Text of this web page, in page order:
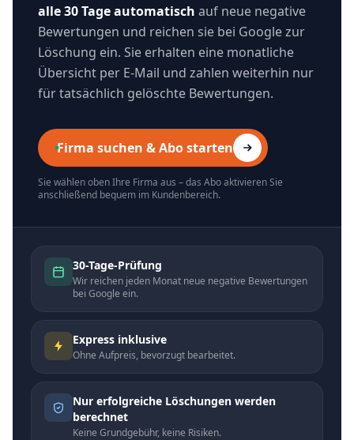
alle 30 Tage automatisch auf neue negative
Bewertungen und reichen sie bei Google zur
Löschung ein. Sie erhalten eine monatliche
Übersicht per E-Mail und zahlen weiterhin nur
für tatsächlich gelöschte Bewertungen.
Firma suchen & Abo starten
Sie wählen oben Ihre Firma aus – das Abo aktivieren Sie
anschließend bequem im Kundenbereich.
30-Tage-Prüfung
Wir reichen jeden Monat neue negative Bewertungen
bei Google ein.
Express inklusive
Ohne Aufpreis, bevorzugt bearbeitet.
Nur erfolgreiche Löschungen werden
berechnet
Keine Grundgebühr, keine Risiken.